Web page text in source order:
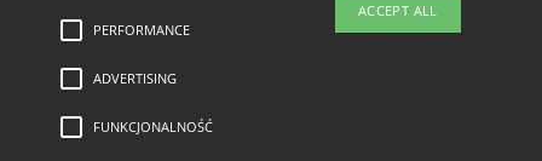
Legal Mentions-polityka prywatności
Wszelkie prawa zastrzeżone
PERFORMANCE
ADVERTISING
FUNKCJONALNOŚĆ
ACCEPT ALL